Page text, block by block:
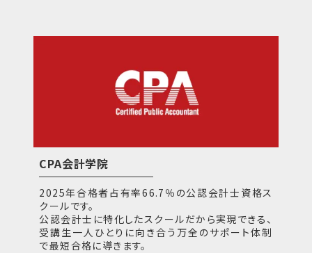
CPA会計学院
2025年合格者占有率66.7％の公認会計士資格ス
クールです。
公認会計士に特化したスクールだから実現できる、
受講生一人ひとりに向き合う万全のサポート体制
で最短合格に導きます。